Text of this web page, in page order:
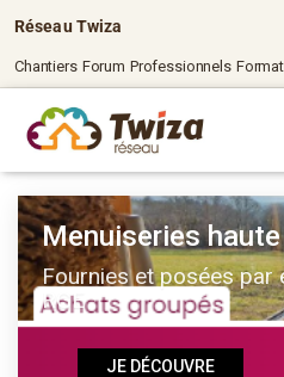
Réseau Twiza
Chantiers Forum Professionnels
Menuiseries haute
Fournies et posées par
RGE
JE DÉCOUVRE